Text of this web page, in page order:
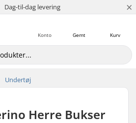
Dag-til-dag levering
5+ mio. kunder ×
Kurv
Gemt
Konto
Undertøj
Herre Bukser